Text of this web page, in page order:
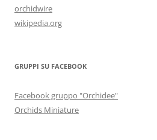
orchidwire
wikipedia.org
GRUPPI SU FACEBOOK
Facebook gruppo "Orchidee"
Orchids Miniature